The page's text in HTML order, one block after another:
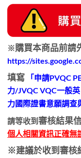
※購買本商品前請
https://
填寫
「申請PVQC
力/JVQC VQC一般
力國際證書意願調查
請等收到 審核結果
個人相關資訊正確無
※建議於收到審核